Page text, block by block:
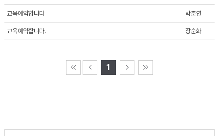
교육예약합니다 박춘연
교육예약합니다. 장순화
1